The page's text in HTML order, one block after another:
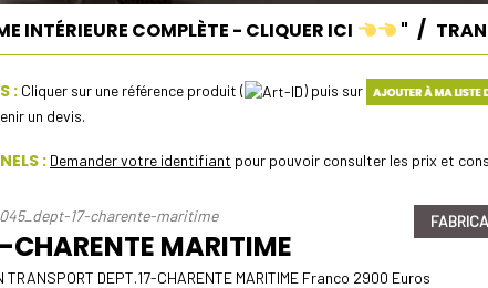
INTÉRIEURE COMPLÈTE - CLIQUER ICI "
: Cliquer sur une référence produit ( ) puis sur
un devis.
: Demander votre identifiant pour pouvoir consulter les prix et
17-charente-maritime
CHARENTE MARITIME
TRANSPORT DEPT.17-CHARENTE MARITIME Franco 2900 Euros